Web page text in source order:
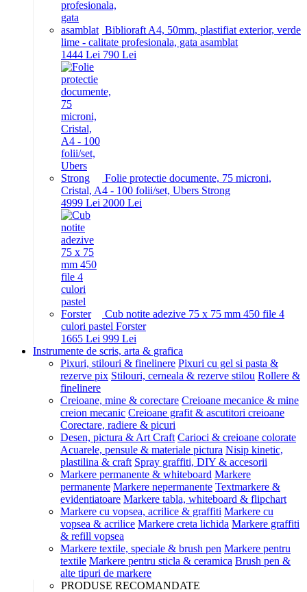
Biblioraft A4, 50mm, plastifiat exterior, verde
lime - calitate profesionala, gata asamblat
1444 Lei 790 Lei
Folie protectie documente, 75 microni,
Cristal, A4 - 100 folii/set, Ubers Strong
4999 Lei 2000 Lei
Cub notite adezive 75 x 75 mm 450 file 4
culori pastel Forster
1665 Lei 999 Lei
Instrumente de scris, arta & grafica
Pixuri, stilouri & finelinere Pixuri cu gel si pasta &
rezerve pix Stilouri, cerneala & rezerve stilou Rollere &
finelinere
Creioane, mine & corectare Creioane mecanice & mine
creion mecanic Creioane grafit & ascutitori creioane
Corectare, radiere & picuri
Desen, pictura & Art Craft Carioci & creioane colorate
Acuarele, pensule & materiale pictura Nisip kinetic,
plastilina & craft Spray graffiti, DIY & accesorii
Markere permanente & whiteboard Markere
permanente Markere nepermanente Textmarkere &
evidentiatoare Markere tabla, whiteboard & flipchart
Markere cu vopsea, acrilice & graffiti Markere cu
vopsea & acrilice Markere creta lichida Markere graffiti
& refill vopsea
Markere textile, speciale & brush pen Markere pentru
textile Markere pentru sticla & ceramica Brush pen &
alte tipuri de markere
PRODUSE RECOMANDATE